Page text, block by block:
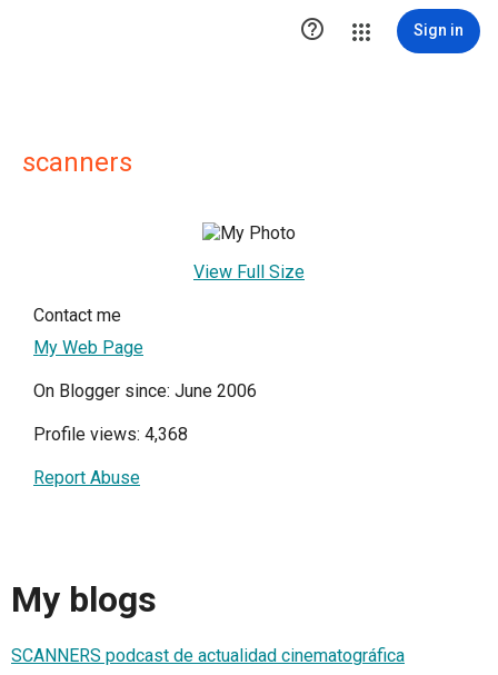
 Sign in
scanners
View Full Size
Contact me
My Web Page
On Blogger since: June 2006
Profile views: 4,368
Report Abuse
My blogs
SCANNERS podcast de actualidad cinematográfica